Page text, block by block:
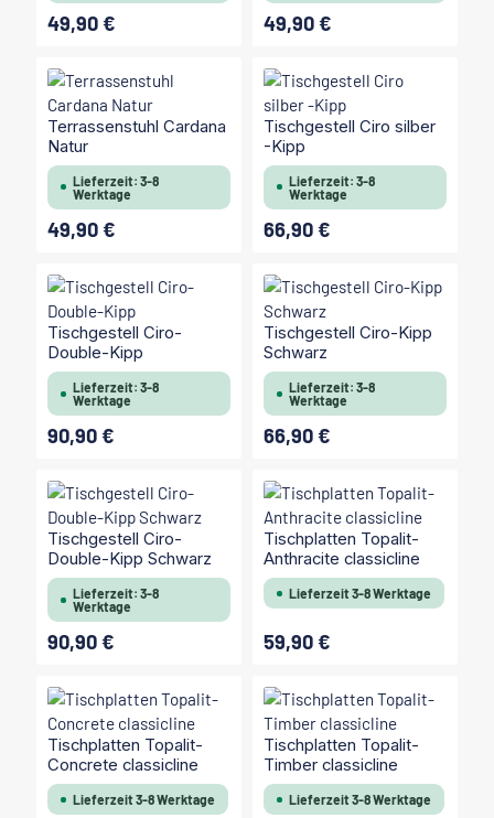
Regulärer Preis:
49,90 € Regulärer Preis:
49,90 €
Terrassenstuhl Cardana
Natur
Lieferzeit: 3-8
Werktage
Regulärer Preis:
49,90 €
Tischgestell Ciro silber
-Kipp
Lieferzeit: 3-8
Werktage
Regulärer Preis:
66,90 €
Tischgestell Ciro-
Double-Kipp
Lieferzeit: 3-8
Werktage
Regulärer Preis:
90,90 €
Tischgestell Ciro-Kipp
Schwarz
Lieferzeit: 3-8
Werktage
Regulärer Preis:
66,90 €
Tischgestell Ciro-
Double-Kipp Schwarz
Lieferzeit: 3-8
Werktage
Regulärer Preis:
90,90 €
Tischplatten Topalit-
Anthracite classicline
Lieferzeit 3-8 Werktage
Regulärer Preis:
59,90 €
Tischplatten Topalit-
Concrete classicline
Lieferzeit 3-8 Werktage
Tischplatten Topalit-
Timber classicline
Lieferzeit 3-8 Werktage